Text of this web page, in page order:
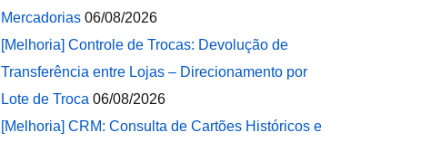
Mercadorias 06/08/2026
[Melhoria] Controle de Trocas: Devolução de
Transferência entre Lojas – Direcionamento por
Lote de Troca 06/08/2026
[Melhoria] CRM: Consulta de Cartões Históricos e